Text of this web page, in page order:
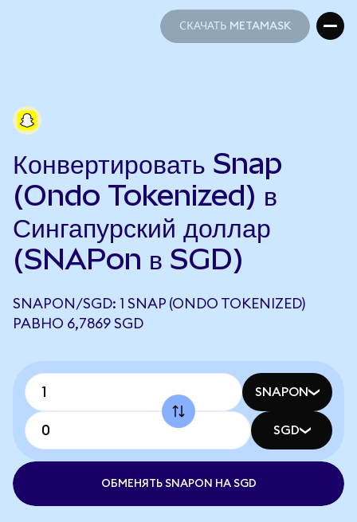
СКАЧАТЬ METAMASK
Конвертировать Snap
(Ondo Tokenized) в
Сингапурский доллар
(SNAPon в SGD)
SNAPON/SGD: 1 SNAP (ONDO TOKENIZED)
РАВНО 6,7869 SGD
SNAPON
SGD
ОБМЕНЯТЬ SNAPON НА SGD